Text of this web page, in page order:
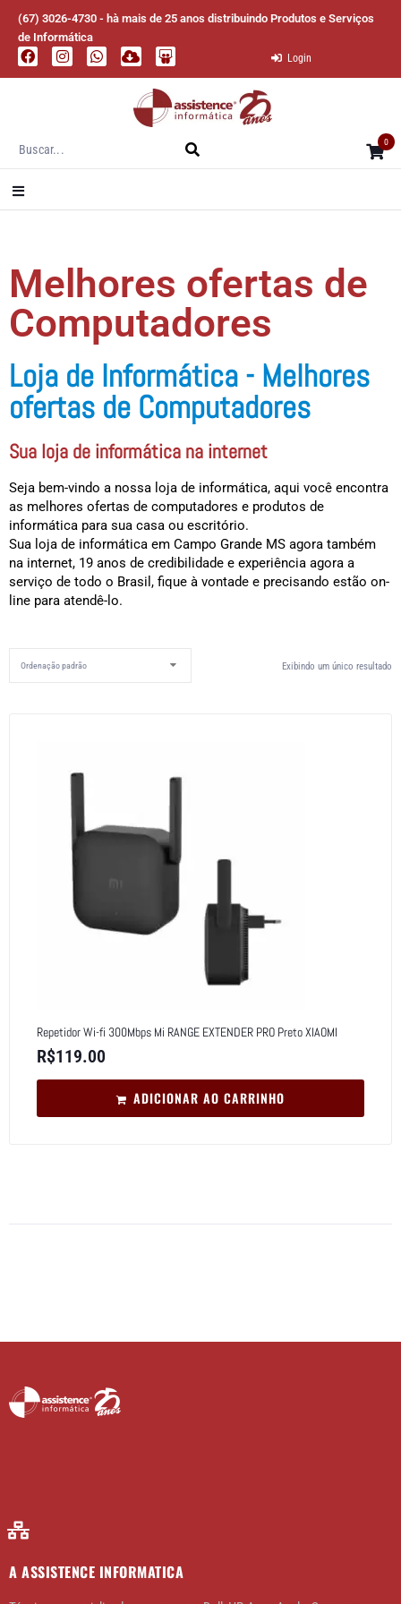
(67) 3026-4730 - hà mais de 25 anos distribuindo Produtos e Serviços
de Informática
Login
0
Melhores ofertas de
Computadores
Loja de Informática - Melhores
ofertas de Computadores
Sua loja de informática na internet
Seja bem-vindo a nossa loja de informática, aqui você encontra
as melhores ofertas de computadores e produtos de
informática para sua casa ou escritório.
Sua loja de informática em Campo Grande MS agora também
na internet, 19 anos de credibilidade e experiência agora a
serviço de todo o Brasil, fique à vontade e precisando estão on-
line para atendê-lo.
Exibindo um único resultado
Repetidor Wi-fi 300Mbps Mi RANGE EXTENDER PRO Preto XIAOMI
R$119.00
ADICIONAR AO CARRINHO
A ASSISTENCE INFORMATICA